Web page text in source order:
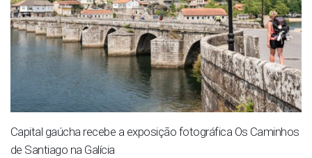
Capital gaúcha recebe a exposição fotográfica Os Caminhos
de Santiago na Galícia